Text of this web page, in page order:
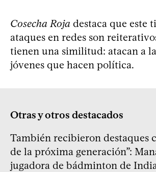
Cosecha Roja destaca que este
ataques en redes son
tienen una similitud: atacan a
jóvenes que hacen política.
Otras y otros destacados
También recibieron destaques
de la próxima generación”:
jugadora de bádminton de